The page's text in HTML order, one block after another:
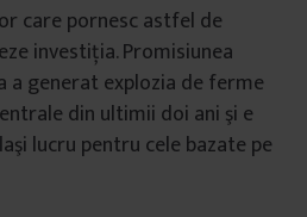
care pornesc astfel de
investiţia. Promisiunea
a generat explozia de ferme
din ultimii doi ani şi e
lucru pentru cele bazate pe